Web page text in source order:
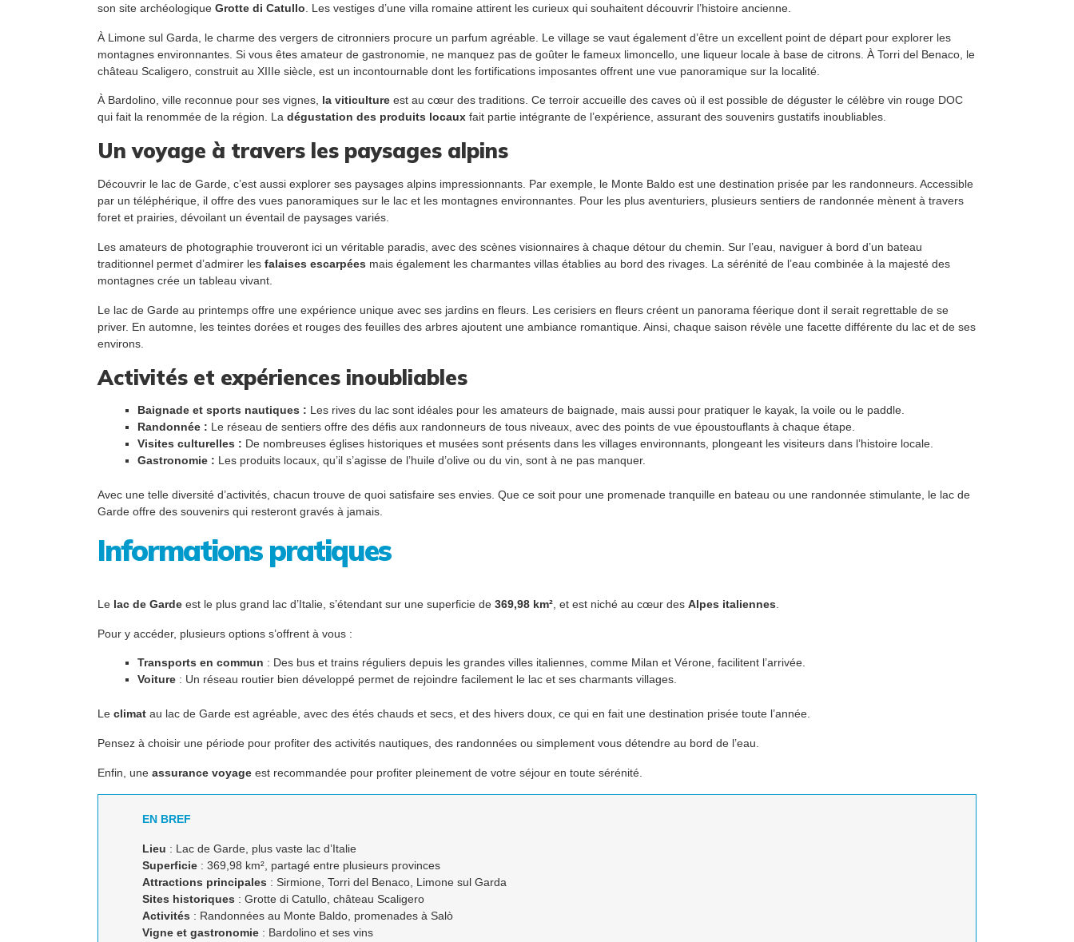
son site archéologique Grotte di Catullo . Les vestiges d’une villa romaine attirent les curieux qui souhaitent découvrir l’histoire ancienne.
À Limone sul Garda, le charme des vergers de citronniers procure un parfum agréable. Le village se vaut également d’être un excellent point de départ pour explorer les
montagnes environnantes. Si vous êtes amateur de gastronomie, ne manquez pas de goûter le fameux limoncello, une liqueur locale à base de citrons. À Torri del Benaco, le
château Scaligero, construit au XIIIe siècle, est un incontournable dont les fortifications imposantes offrent une vue panoramique sur la localité.
À Bardolino, ville reconnue pour ses vignes, la viticulture est au cœur des traditions. Ce terroir accueille des caves où il est possible de déguster le célèbre vin rouge DOC
qui fait la renommée de la région. La dégustation des produits locaux fait partie intégrante de l’expérience, assurant des souvenirs gustatifs inoubliables.
Un voyage à travers les paysages alpins
Découvrir le lac de Garde, c’est aussi explorer ses paysages alpins impressionnants. Par exemple, le Monte Baldo est une destination prisée par les randonneurs. Accessible
par un téléphérique, il offre des vues panoramiques sur le lac et les montagnes environnantes. Pour les plus aventuriers, plusieurs sentiers de randonnée mènent à travers
foret et prairies, dévoilant un éventail de paysages variés.
Les amateurs de photographie trouveront ici un véritable paradis, avec des scènes visionnaires à chaque détour du chemin. Sur l’eau, naviguer à bord d’un bateau
traditionnel permet d’admirer les falaises escarpées mais également les charmantes villas établies au bord des rivages. La sérénité de l’eau combinée à la majesté des
montagnes crée un tableau vivant.
Le lac de Garde au printemps offre une expérience unique avec ses jardins en fleurs. Les cerisiers en fleurs créent un panorama féerique dont il serait regrettable de se
priver. En automne, les teintes dorées et rouges des feuilles des arbres ajoutent une ambiance romantique. Ainsi, chaque saison révèle une facette différente du lac et de ses
environs.
Activités et expériences inoubliables
Baignade et sports nautiques : Les rives du lac sont idéales pour les amateurs de baignade, mais aussi pour pratiquer le kayak, la voile ou le paddle.
Randonnée : Le réseau de sentiers offre des défis aux randonneurs de tous niveaux, avec des points de vue époustouflants à chaque étape.
Visites culturelles : De nombreuses églises historiques et musées sont présents dans les villages environnants, plongeant les visiteurs dans l’histoire locale.
Gastronomie : Les produits locaux, qu’il s’agisse de l’huile d’olive ou du vin, sont à ne pas manquer.
Avec une telle diversité d’activités, chacun trouve de quoi satisfaire ses envies. Que ce soit pour une promenade tranquille en bateau ou une randonnée stimulante, le lac de
Garde offre des souvenirs qui resteront gravés à jamais.
Informations pratiques
Le lac de Garde est le plus grand lac d’Italie, s’étendant sur une superficie de 369,98 km² , et est niché au cœur des Alpes italiennes
Pour y accéder, plusieurs options s’offrent à vous :
Transports en commun : Des bus et trains réguliers depuis les grandes villes italiennes, comme Milan et Vérone, facilitent l’arrivée.
Voiture : Un réseau routier bien développé permet de rejoindre facilement le lac et ses charmants villages.
Le climat au lac de Garde est agréable, avec des étés chauds et secs, et des hivers doux, ce qui en fait une destination prisée toute l’année.
Pensez à choisir une période pour profiter des activités nautiques, des randonnées ou simplement vous détendre au bord de l’eau.
Enfin, une assurance voyage est recommandée pour profiter pleinement de votre séjour en toute sérénité.
EN BREF
Lieu : Lac de Garde, plus vaste lac d’Italie
Superficie : 369,98 km², partagé entre plusieurs provinces
Attractions principales : Sirmione, Torri del Benaco, Limone sul Garda
Sites historiques : Grotte di Catullo, château Scaligero
Activités : Randonnées au Monte Baldo, promenades à Salò
Vigne et gastronomie : Bardolino et ses vins